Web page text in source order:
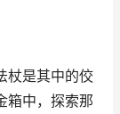
杖是其中的佼
箱中，探索那